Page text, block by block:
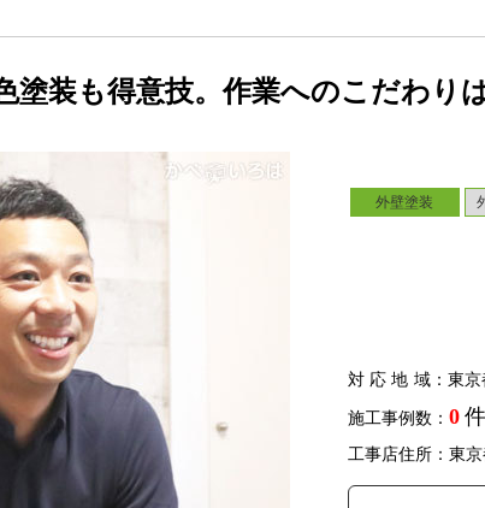
塗装も得意技。作業へのこだわり
外壁塗装
対応地域：東京
施工事例数： 0 件
工事店住所：東